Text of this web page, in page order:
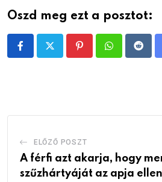
Oszd meg ezt a posztot:
PinterestWhatsapp
ELŐZŐ POSZT
A férfi azt akarja, hogy
szűzhártyáját az apja